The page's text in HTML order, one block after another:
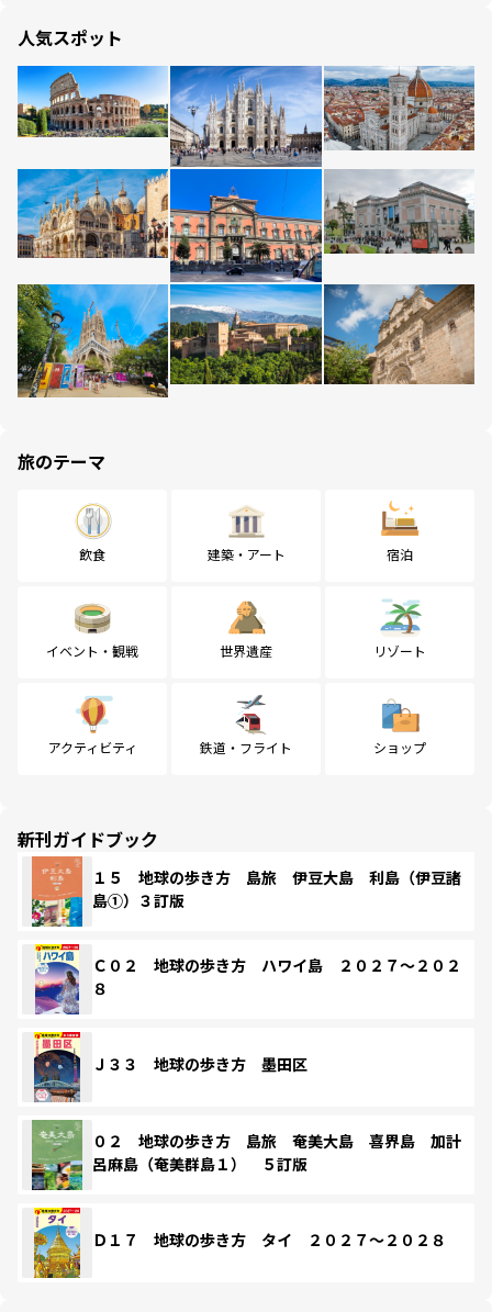
人気スポット
旅のテーマ
飲食 建築・アート 宿泊
イベント・観戦 世界遺産 リゾート
アクティビティ 鉄道・フライト ショップ
新刊ガイドブック
１５ 地球の歩き方 島旅 伊豆大島 利島（伊豆諸
島①）３訂版
Ｃ０２ 地球の歩き方 ハワイ島 ２０２７～２０２
８
Ｊ３３ 地球の歩き方 墨田区
０２ 地球の歩き方 島旅 奄美大島 喜界島 加計
呂麻島（奄美群島１） ５訂版
Ｄ１７ 地球の歩き方 タイ ２０２７～２０２８